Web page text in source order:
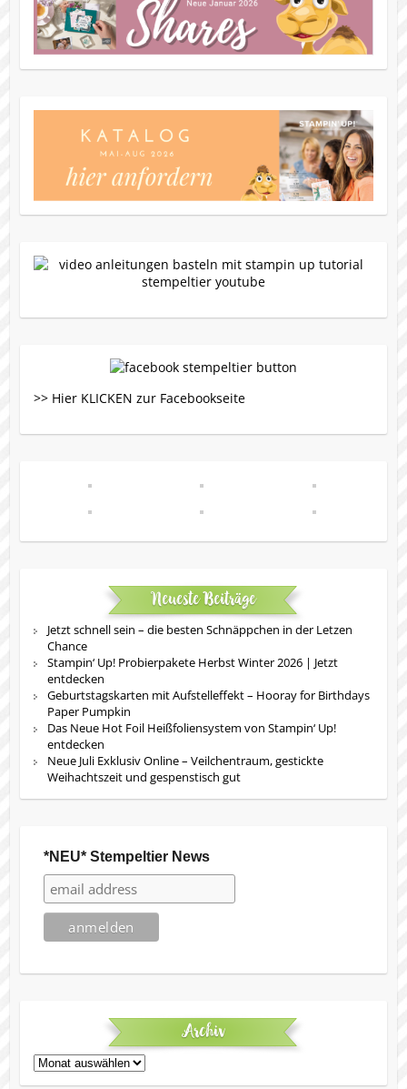
>> Hier KLICKEN zur Facebookseite
Neueste Beiträge
Jetzt schnell sein – die besten Schnäppchen in der Letzen
Chance
Stampin‘ Up! Probierpakete Herbst Winter 2026 | Jetzt
entdecken
Geburtstagskarten mit Aufstelleffekt – Hooray for Birthdays
Paper Pumpkin
Das Neue Hot Foil Heißfoliensystem von Stampin‘ Up!
entdecken
Neue Juli Exklusiv Online – Veilchentraum, gestickte
Weihachtszeit und gespenstisch gut
*NEU* Stempeltier News
Archiv
Archiv